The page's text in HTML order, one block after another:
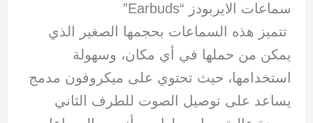
سماعات الايربودز “Earbuds”
تتميز هذه السماعات بحجمها الصغير الذي
يمكن من حملها في أي مكان، وسهولة
استخدامها، حيث تحتوي على ميكروفون مدمج
يساعد على توصيل الصوت للطرف الثاني